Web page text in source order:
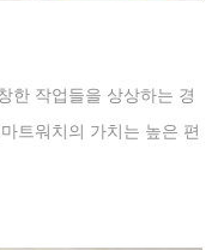
한 작업들을 상상하는 경
트워치의 가치는 높은 편